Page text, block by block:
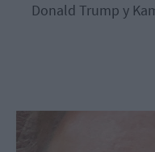
Donald Trump y